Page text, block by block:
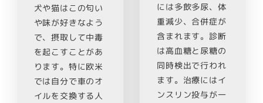
犬や猫はこの匂い
や味が好きなよう
で、摂取して中毒
を起こすことがあ
ります。特に欧米
では自分で車のオ
イルを交換する人
には多飲多尿、体
重減少、合併症が
含まれます。診断
は高血糖と尿糖の
同時検出で行われ
ます。治療にはイ
ンスリン投与が一